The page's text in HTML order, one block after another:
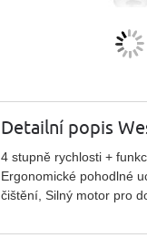
Detailní popis
4 stupně rychlosti +
Ergonomické pohodlné
čištění, Silný motor pro